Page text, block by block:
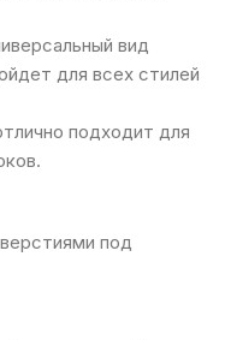
вид
для всех стилей
подходит для
под